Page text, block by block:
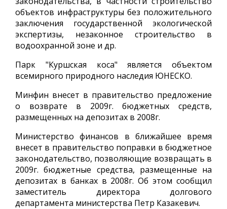
объектов инфраструктуры без положительного
заключения государственной экологической
экспертизы, незаконное строительство в
водоохранной зоне и др.
Парк "Куршская коса" является объектом
всемирного природного наследия ЮНЕСКО.
Минфин внесет в правительство предложение
о возврате в 2009г. бюджетных средств,
размещенных на депозитах в 2008г.
Министерство финансов в ближайшее время
внесет в правительство поправки в бюджетное
законодательство, позволяющие возвращать в
2009г. бюджетные средства, размещенные на
депозитах в банках в 2008г. Об этом сообщил
заместитель директора долгового
департамента министерства Петр Казакевич.